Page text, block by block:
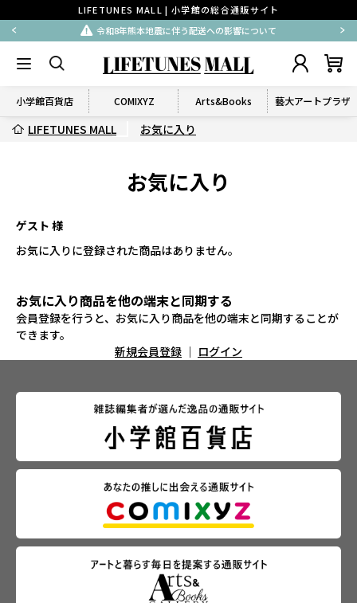
LIFETUNES MALL | 小学館の総合通販サイト
令和8年熊本地震に伴う配送への影響について
小学館百貨店 COMIXYZ Arts&Books 藝大アートプラザ
LIFETUNES MALL お気に入り
お気に入り
ゲスト 様
お気に入りに登録された商品はありません。
お気に入り商品を他の端末と同期する
会員登録を行うと、お気に入り商品を他の端末と同期することが
できます。
新規会員登録 ｜ ログイン